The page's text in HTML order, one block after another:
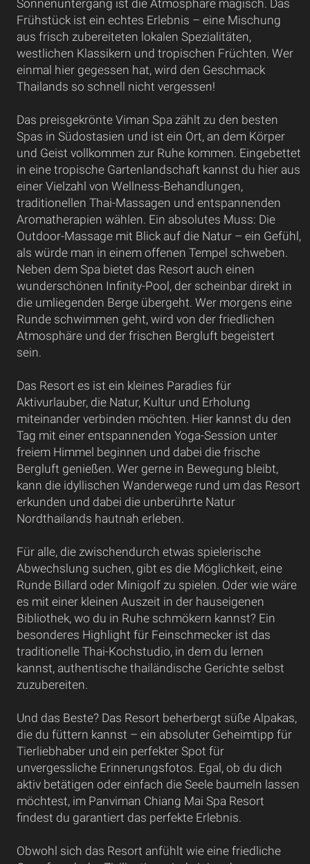
Sonnenuntergang ist die Atmosphäre magisch. Das
Frühstück ist ein echtes Erlebnis – eine Mischung
aus frisch zubereiteten lokalen Spezialitäten,
westlichen Klassikern und tropischen Früchten. Wer
einmal hier gegessen hat, wird den Geschmack
Thailands so schnell nicht vergessen!
Das preisgekrönte Viman Spa zählt zu den besten
Spas in Südostasien und ist ein Ort, an dem Körper
und Geist vollkommen zur Ruhe kommen. Eingebettet
in eine tropische Gartenlandschaft kannst du hier aus
einer Vielzahl von Wellness-Behandlungen,
traditionellen Thai-Massagen und entspannenden
Aromatherapien wählen. Ein absolutes Muss: Die
Outdoor-Massage mit Blick auf die Natur – ein Gefühl,
als würde man in einem offenen Tempel schweben.
Neben dem Spa bietet das Resort auch einen
wunderschönen Infinity-Pool, der scheinbar direkt in
die umliegenden Berge übergeht. Wer morgens eine
Runde schwimmen geht, wird von der friedlichen
Atmosphäre und der frischen Bergluft begeistert
sein.
Das Resort es ist ein kleines Paradies für
Aktivurlauber, die Natur, Kultur und Erholung
miteinander verbinden möchten. Hier kannst du den
Tag mit einer entspannenden Yoga-Session unter
freiem Himmel beginnen und dabei die frische
Bergluft genießen. Wer gerne in Bewegung bleibt,
kann die idyllischen Wanderwege rund um das Resort
erkunden und dabei die unberührte Natur
Nordthailands hautnah erleben.
Für alle, die zwischendurch etwas spielerische
Abwechslung suchen, gibt es die Möglichkeit, eine
Runde Billard oder Minigolf zu spielen. Oder wie wäre
es mit einer kleinen Auszeit in der hauseigenen
Bibliothek, wo du in Ruhe schmökern kannst? Ein
besonderes Highlight für Feinschmecker ist das
traditionelle Thai-Kochstudio, in dem du lernen
kannst, authentische thailändische Gerichte selbst
zuzubereiten.
Und das Beste? Das Resort beherbergt süße Alpakas,
die du füttern kannst – ein absoluter Geheimtipp für
Tierliebhaber und ein perfekter Spot für
unvergessliche Erinnerungsfotos. Egal, ob du dich
aktiv betätigen oder einfach die Seele baumeln lassen
möchtest, im Panviman Chiang Mai Spa Resort
findest du garantiert das perfekte Erlebnis.
Obwohl sich das Resort anfühlt wie eine friedliche